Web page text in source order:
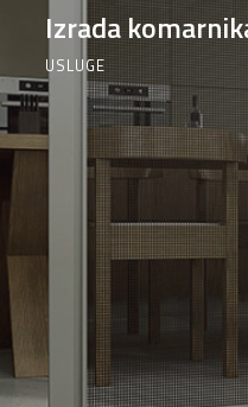
Izrada
USLUGE